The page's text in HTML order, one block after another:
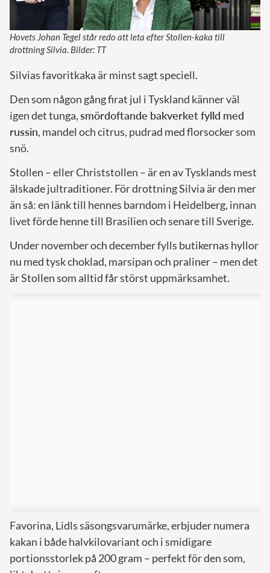
Hovets Johan Tegel står redo att leta efter Stollen-kaka till
drottning Silvia. Bilder: TT
Silvias favoritkaka är minst sagt speciell.
Den som någon gång firat jul i Tyskland känner väl
igen det tunga,smördoftande bakverket fylld med
russin, mandel och citrus, pudrad med florsocker som
snö.
Stollen – eller Christstollen – är en av Tysklands mest
älskade jultraditioner. För drottning Silvia är den mer
än så: en länk till hennes barndom i Heidelberg, innan
livet förde henne till Brasilien och senare till Sverige.
Under november och december fylls butikernas hyllor
nu med tysk choklad, marsipan och praliner – men det
är Stollen som alltid får störst uppmärksamhet.
Favorina, Lidls säsongsvarumärke, erbjuder numera
kakan i både halvkilovariant och i smidigare
portionsstorlek på 200 gram – perfekt för den som,